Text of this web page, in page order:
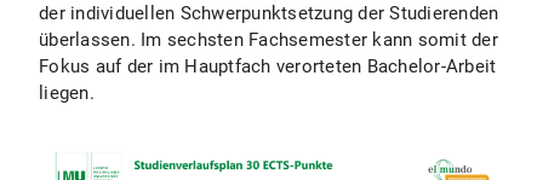
der individuellen Schwerpunktsetzung der Studierenden
überlassen. Im sechsten Fachsemester kann somit der
Fokus auf der im Hauptfach verorteten Bachelor-Arbeit
liegen.